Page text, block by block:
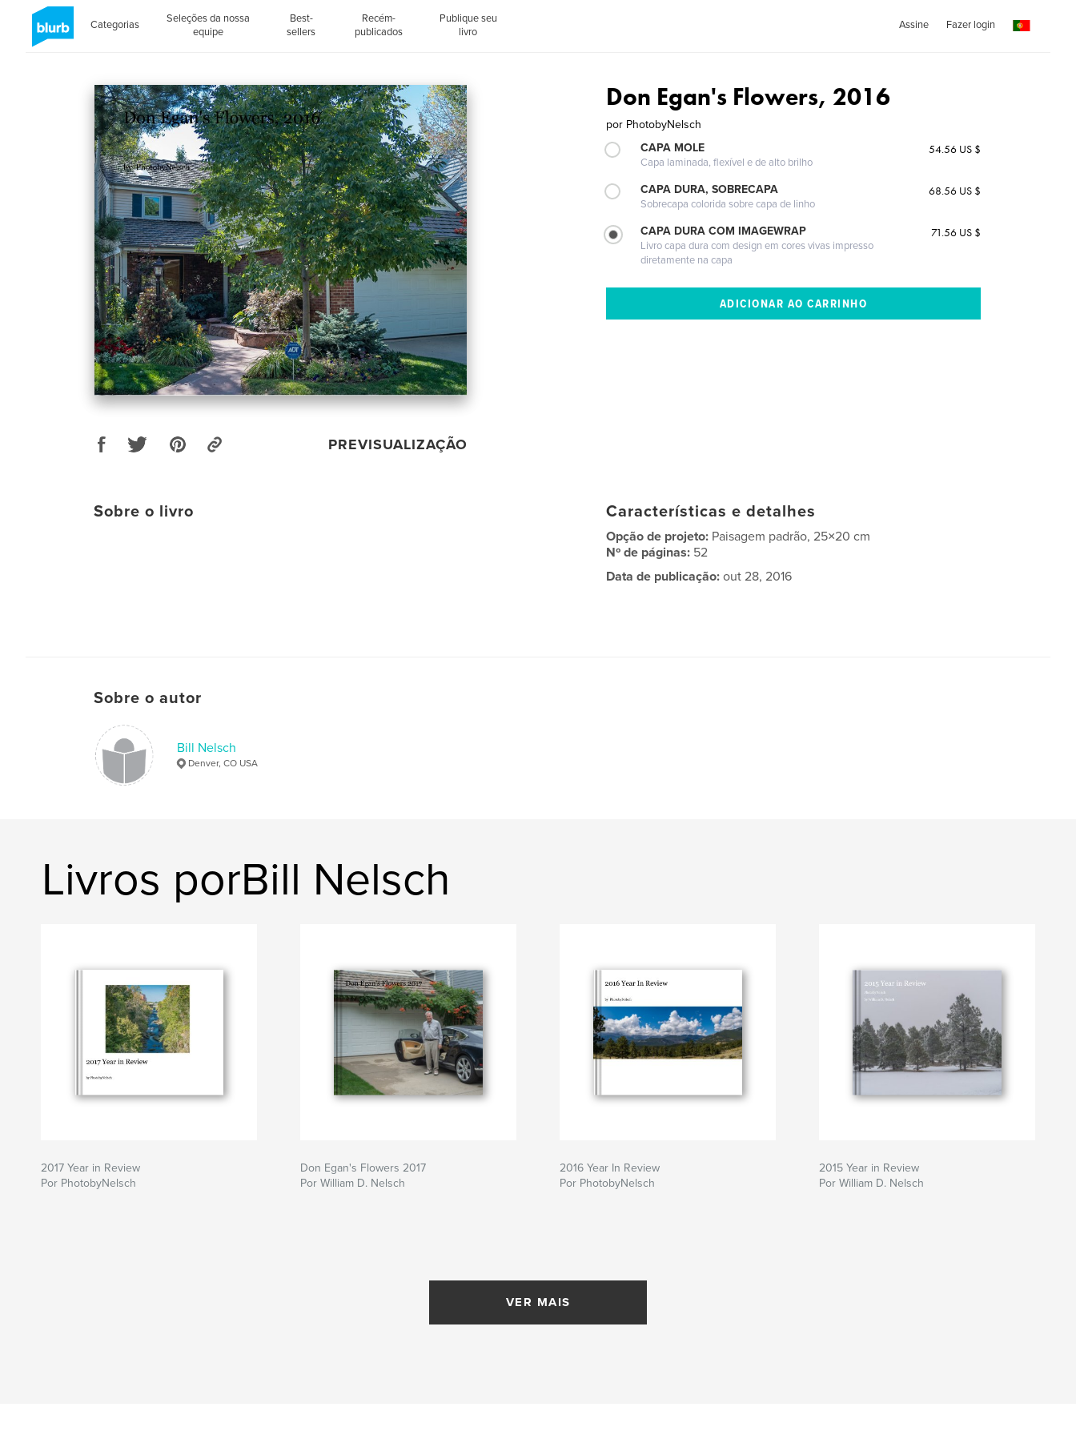
Categorias
Seleções da nossa
equipe
Best-
sellers
Recém-
publicados
Publique seu
livro
Assine Fazer login
PREVISUALIZAÇÃO
Don Egan's Flowers, 2016
por PhotobyNelsch
CAPA MOLE
Capa laminada, flexível e de alto brilho
54.56 US $
CAPA DURA, SOBRECAPA
Sobrecapa colorida sobre capa de linho
68.56 US $
CAPA DURA COM IMAGEWRAP
Livro capa dura com design em cores vivas impresso
diretamente na capa
71.56 US $
Sobre o livro Características e detalhes
Opção de projeto: Paisagem padrão, 25×20 cm
Nº de páginas: 52
Data de publicação: out 28, 2016
Sobre o autor
Bill Nelsch
Denver, CO USA
Livros porBill Nelsch
2017 Year in Review
Por PhotobyNelsch
Don Egan's Flowers 2017
Por William D. Nelsch
2016 Year In Review
Por PhotobyNelsch
2015 Year in Review
Por William D. Nelsch
VER MAIS